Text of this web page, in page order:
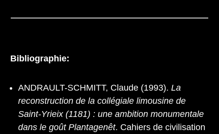
Bibliographie:
ANDRAULT-SCHMITT, Claude (1993). La
reconstruction de la collégiale limousine de
Saint-Yrieix (1181) : une ambition monumentale
dans le goût Plantagenêt. Cahiers de civilisation